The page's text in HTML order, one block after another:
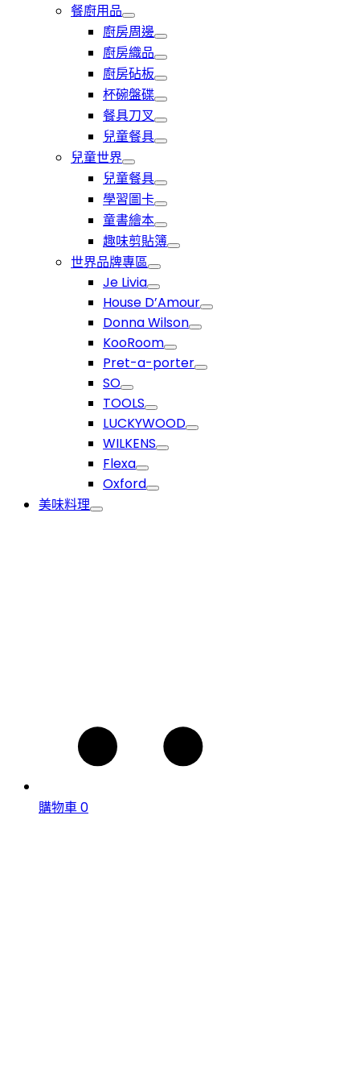
餐廚用品
廚房周邊
廚房織品
廚房砧板
杯碗盤碟
餐具刀叉
兒童餐具
兒童世界
兒童餐具
學習圖卡
童書繪本
趣味剪貼簿
世界品牌專區
Je Livia
House D’Amour
Donna Wilson
KooRoom
Pret-a-porter
SO
TOOLS
LUCKYWOOD
WILKENS
Flexa
Oxford
美味料理
購物車0